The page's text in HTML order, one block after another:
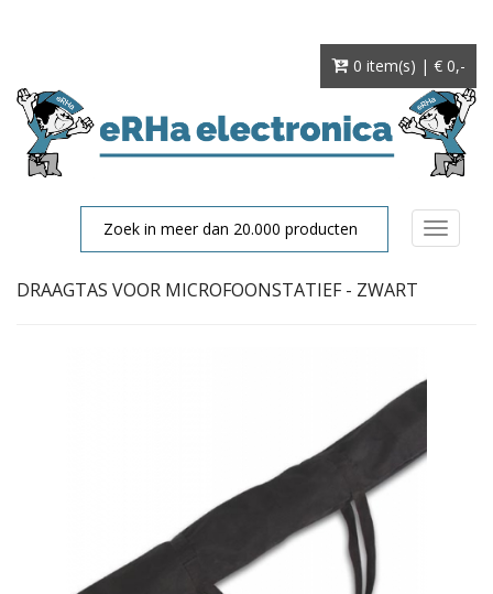
0 item(s) | € 0,-
Toggle
DRAAGTAS VOOR MICROFOONSTATIEF - ZWART